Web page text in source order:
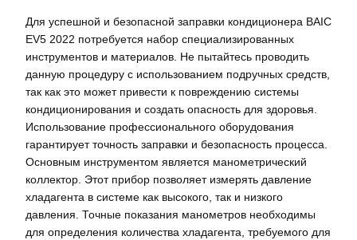
Для успешной и безопасной заправки кондиционера BAIC
EV5 2022 потребуется набор специализированных
инструментов и материалов. Не пытайтесь проводить
данную процедуру с использованием подручных средств,
так как это может привести к повреждению системы
кондиционирования и создать опасность для здоровья.
Использование профессионального оборудования
гарантирует точность заправки и безопасность процесса.
Основным инструментом является манометрический
коллектор. Этот прибор позволяет измерять давление
хладагента в системе как высокого, так и низкого
давления. Точные показания манометров необходимы
для определения количества хладагента, требуемого для